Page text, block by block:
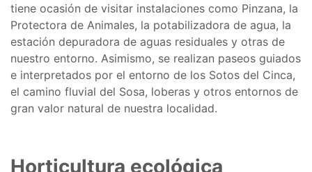
tiene ocasión de visitar instalaciones como Pinzana, la
Protectora de Animales, la potabilizadora de agua, la
estación depuradora de aguas residuales y otras de
nuestro entorno. Asimismo, se realizan paseos guiados
e interpretados por el entorno de los Sotos del Cinca,
el camino fluvial del Sosa, loberas y otros entornos de
gran valor natural de nuestra localidad.
Horticultura ecológica